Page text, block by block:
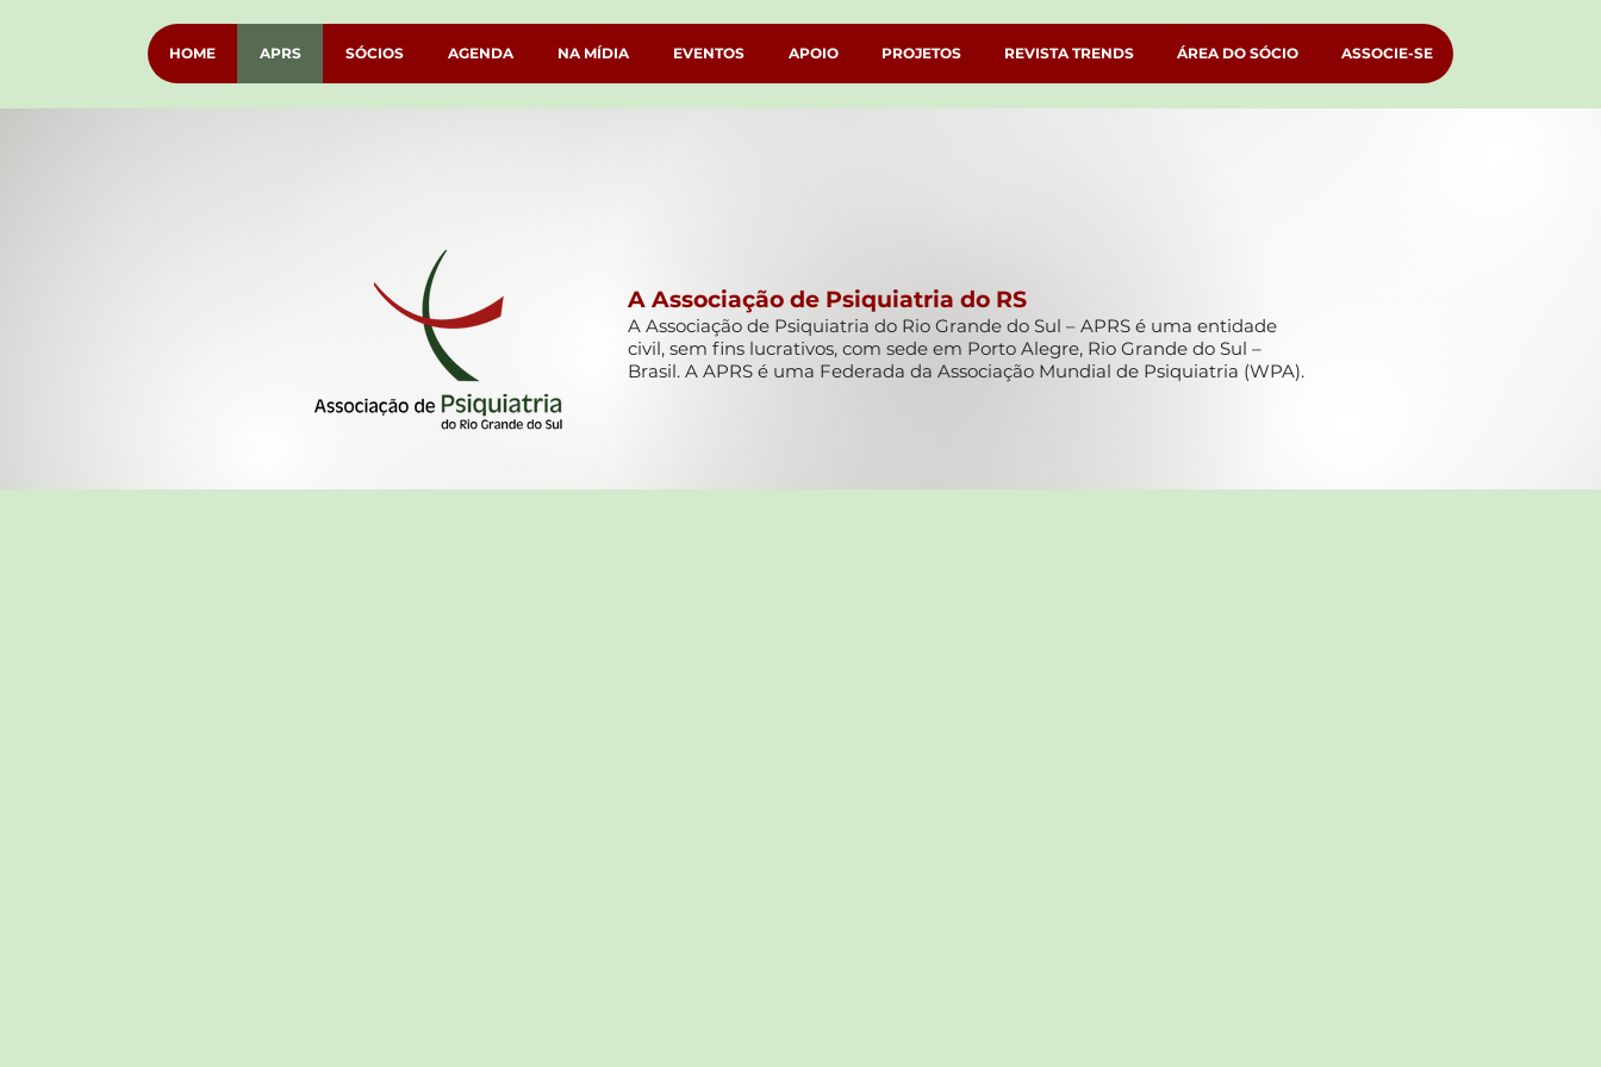
HOME APRS SÓCIOS AGENDA NA MÍDIA EVENTOS APOIO PROJETOS REVISTA TRENDS ÁREA DO SÓCIO ASSOCIE-SE
A Associação de Psiquiatria do RS
A Associação de Psiquiatria do Rio Grande do Sul – APRS é uma entidade
civil, sem fins lucrativos, com sede em Porto Alegre, Rio Grande do Sul –
Brasil. A APRS é uma Federada da Associação Mundial de Psiquiatria (WPA).